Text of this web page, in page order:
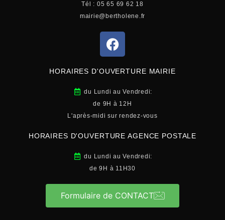
Tél : 05 65 69 62 18
mairie@bertholene.fr
HORAIRES D'OUVERTURE MAIRIE
du Lundi au Vendredi:
de 9H à 12H
L'après-midi sur rendez-vous
HORAIRES D'OUVERTURE AGENCE POSTALE
du Lundi au Vendredi:
de 9H à 11H30
Formulaire de CONTACT